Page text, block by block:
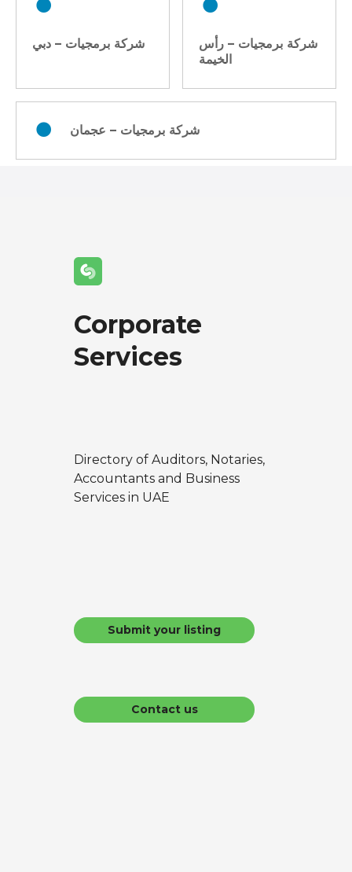
n
شركة برمجيات – دبي
شركة برمجيات – رأس
الخيمة
شركة برمجيات – عجمان
Corporate
Services
Directory of Auditors, Notaries,
Accountants and Business
Services in UAE
Submit your listing
Contact us